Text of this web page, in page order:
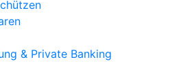
& Private Banking